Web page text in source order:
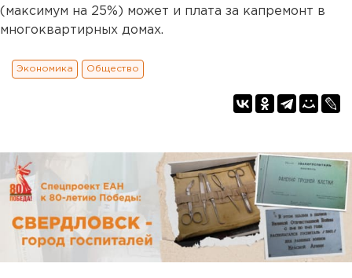
(максимум на 25%) может и плата за капремонт в
многоквартирных домах.
Экономика Общество